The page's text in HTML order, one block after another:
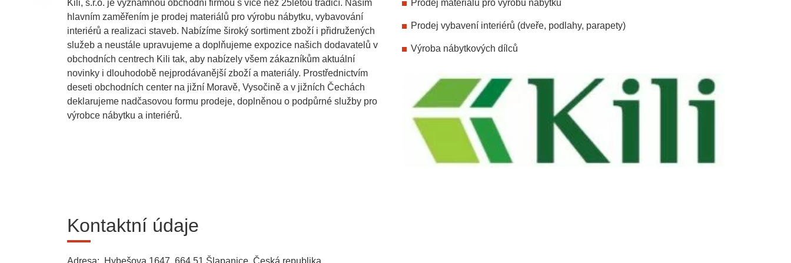
Kili, s.r.o. je významnou obchodní firmou s více než 25letou tradicí. Naším
hlavním zaměřením je prodej materiálů pro výrobu nábytku, vybavování
interiérů a realizaci staveb. Nabízíme široký sortiment zboží i přidružených
služeb a neustále upravujeme a doplňujeme expozice našich dodavatelů v
obchodních centrech Kili tak, aby nabízely všem zákazníkům aktuální
novinky i dlouhodobě nejprodávanější zboží a materiály. Prostřednictvím
deseti obchodních center na jižní Moravě, Vysočině a v jižních Čechách
deklarujeme nadčasovou formu prodeje, doplněnou o podpůrné služby pro
výrobce nábytku a interiérů.
Prodej materiálů pro výrobu nábytku
Prodej vybavení interiérů (dveře, podlahy, parapety)
Výroba nábytkových dílců
Kontaktní údaje